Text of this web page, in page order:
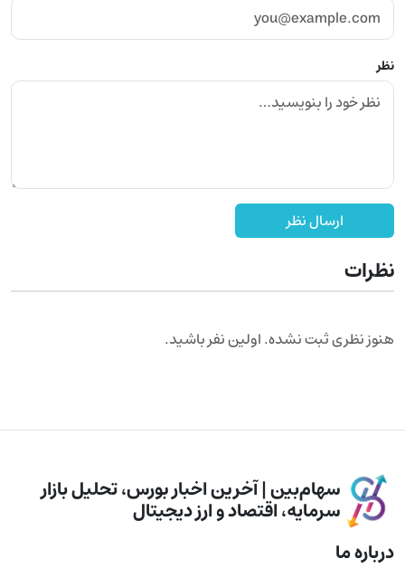
نظر
ارسال نظر
نظرات
هنوز نظری ثبت نشده. اولین نفر باشید.
سهام‌بین | آخرین اخبار بورس، تحلیل بازار
سرمایه، اقتصاد و ارز دیجیتال
درباره ما